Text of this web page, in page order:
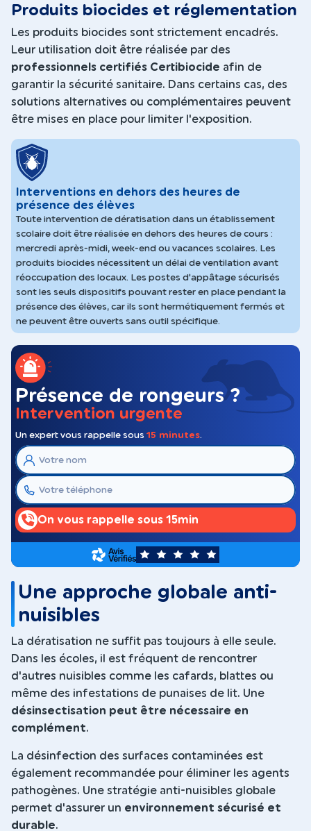
Produits biocides et réglementation
Les produits biocides sont strictement encadrés.
Leur utilisation doit être réalisée par des
professionnels certifiés Certibiocide afin de
garantir la sécurité sanitaire. Dans certains cas, des
solutions alternatives ou complémentaires peuvent
être mises en place pour limiter l'exposition.
Interventions en dehors des heures de
présence des élèves
Toute intervention de dératisation dans un établissement
scolaire doit être réalisée en dehors des heures de cours :
mercredi après-midi, week-end ou vacances scolaires. Les
produits biocides nécessitent un délai de ventilation avant
réoccupation des locaux. Les postes d'appâtage sécurisés
sont les seuls dispositifs pouvant rester en place pendant la
présence des élèves, car ils sont hermétiquement fermés et
ne peuvent être ouverts sans outil spécifique.
Présence de rongeurs ?
Intervention urgente
Un expert vous rappelle sous 15 minutes.
On vous rappelle sous 15min
5
Une approche globale anti-
nuisibles
La dératisation ne suffit pas toujours à elle seule.
Dans les écoles, il est fréquent de rencontrer
d'autres nuisibles comme les cafards, blattes ou
même des infestations de punaises de lit. Une
désinsectisation peut être nécessaire en
complément.
La désinfection des surfaces contaminées est
également recommandée pour éliminer les agents
pathogènes. Une stratégie anti-nuisibles globale
permet d'assurer un environnement sécurisé et
durable.